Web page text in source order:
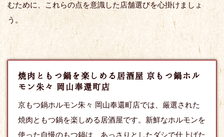
むために、これらの点を意識した店舗選びを心掛けましょ
う。
焼肉ともつ鍋を楽しめる居酒屋 京もつ鍋ホル
モン朱々 岡山奉還町店
京もつ鍋ホルモン朱々 岡山奉還町店では、厳選された
焼肉ともつ鍋を楽しめる居酒屋です。新鮮なホルモンを
使った自慢のもつ鍋は、あっさりとしたダシで仕上げた